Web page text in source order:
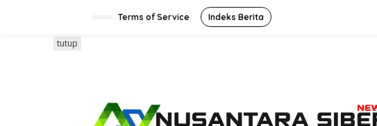
Terms of Service Indeks Berita
tutup